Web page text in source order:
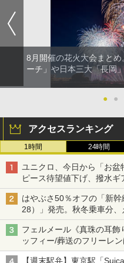
8月開催の花火大会まと
ーチ」や日本三大「長岡
● ●
アクセスランキング
1時間 24時間
ユニクロ、今日から「お
ピース待望値下げ、撥水
はやぶさ50％オフの「新
28）」発売。秋冬乗車分
フェルメール《真珠の耳飾
ッフィー/葬送のフリーレ
【週末駅弁】東京駅「